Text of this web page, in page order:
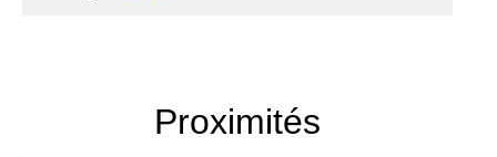
Proximités